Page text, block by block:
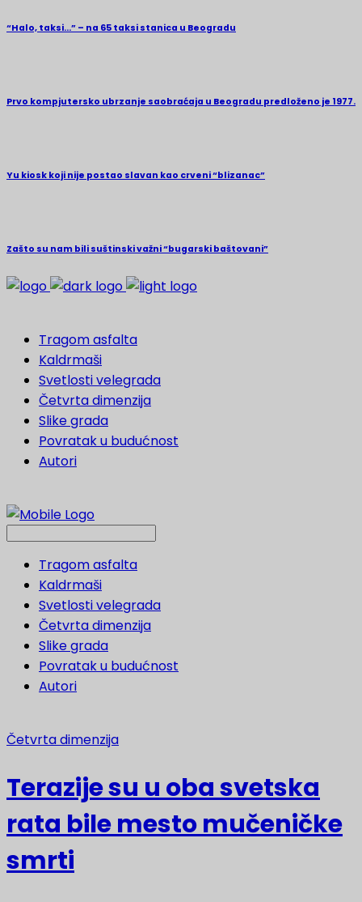
“Halo, taksi…” – na 65 taksi stanica u Beogradu
Prvo kompjutersko ubrzanje saobraćaja u Beogradu predloženo je 1977.
Yu kiosk koji nije postao slavan kao crveni “blizanac”
Zašto su nam bili suštinski važni “bugarski baštovani”
Tragom asfalta
Kaldrmaši
Svetlosti velegrada
Četvrta dimenzija
Slike grada
Povratak u budućnost
Autori
Tragom asfalta
Kaldrmaši
Svetlosti velegrada
Četvrta dimenzija
Slike grada
Povratak u budućnost
Autori
Četvrta dimenzija
Terazije su u oba svetska
rata bile mesto mučeničke
smrti